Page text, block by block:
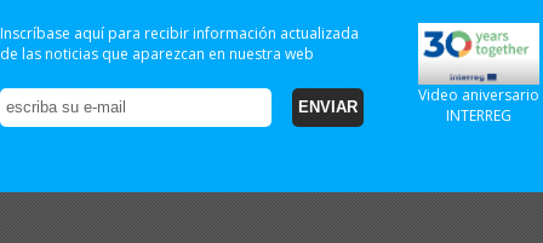
Inscríbase aquí para recibir información actualizada
de las noticias que aparezcan en nuestra web
Video aniversario
INTERREG